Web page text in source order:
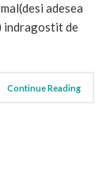
adesea
indragostit de
Continue Reading